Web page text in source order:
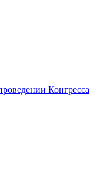
Конгресса